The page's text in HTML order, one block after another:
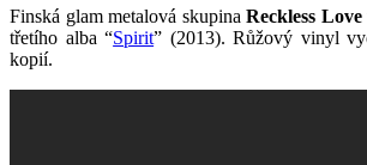
Finská glam metalová skupina Reckless Love
třetího alba “Spirit” (2013). Růžový vinyl
kopií.